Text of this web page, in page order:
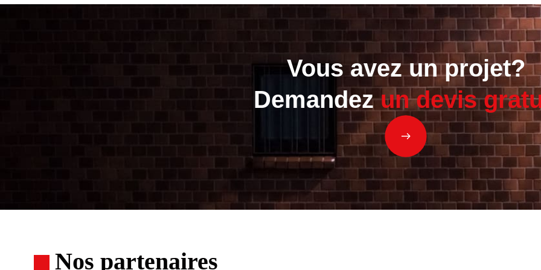
Vous avez un projet?
Demandezun devis
Nos partenaires